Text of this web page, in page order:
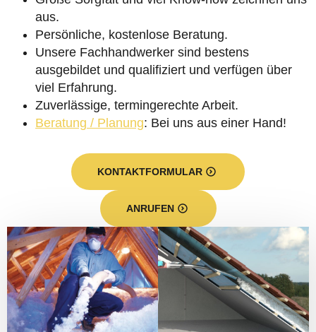
aus.
Persönliche, kostenlose Beratung.
Unsere Fachhandwerker sind bestens
ausgebildet und qualifiziert und verfügen über
viel Erfahrung.
Zuverlässige, termingerechte Arbeit.
Beratung / Planung: Bei uns aus einer Hand!
KONTAKTFORMULAR
ANRUFEN